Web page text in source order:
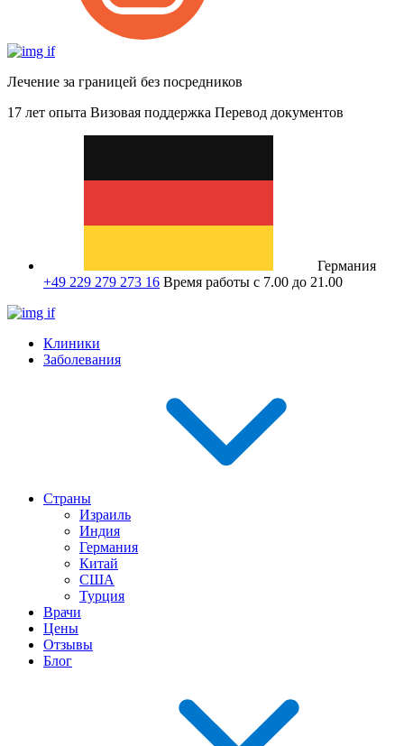
Лечение за границей без посредников
17 лет опыта Визовая поддержка Перевод документов
Германия
+49 229 279 273 16 Время работы с 7.00 до 21.00
Клиники
Заболевания
Страны
Израиль
Индия
Германия
Китай
США
Турция
Врачи
Цены
Отзывы
Блог